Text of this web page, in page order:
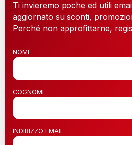
Ti invieremo poche ed utili
aggiornato su sconti,
Perché non approfittarne,
NOME
COGNOME
INDIRIZZO EMAIL